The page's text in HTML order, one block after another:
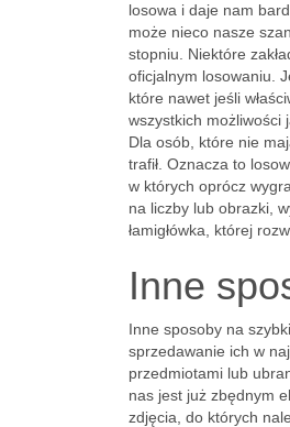
losowa i daje nam
może nieco nasze
stopniu. Niektóre
oficjalnym losowaniu.
które nawet jeśli
wszystkich możliwości
Dla osób, które nie
trafił. Oznacza to
w których oprócz
na liczby lub obrazki,
łamigłówka, której
Inne
Inne sposoby na
sprzedawanie ich w
przedmiotami lub
nas jest już zbędnym
zdjęcia, do których